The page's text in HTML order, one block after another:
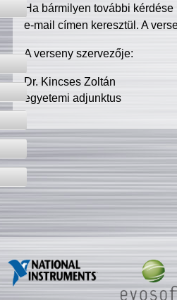
Ha bármilyen további
e-mail címen keresztül. A
A verseny szervezője:
Dr. Kincses Zoltán
egyetemi adjunktus